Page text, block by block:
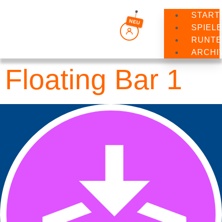
NEU
START
Floating Bar 1